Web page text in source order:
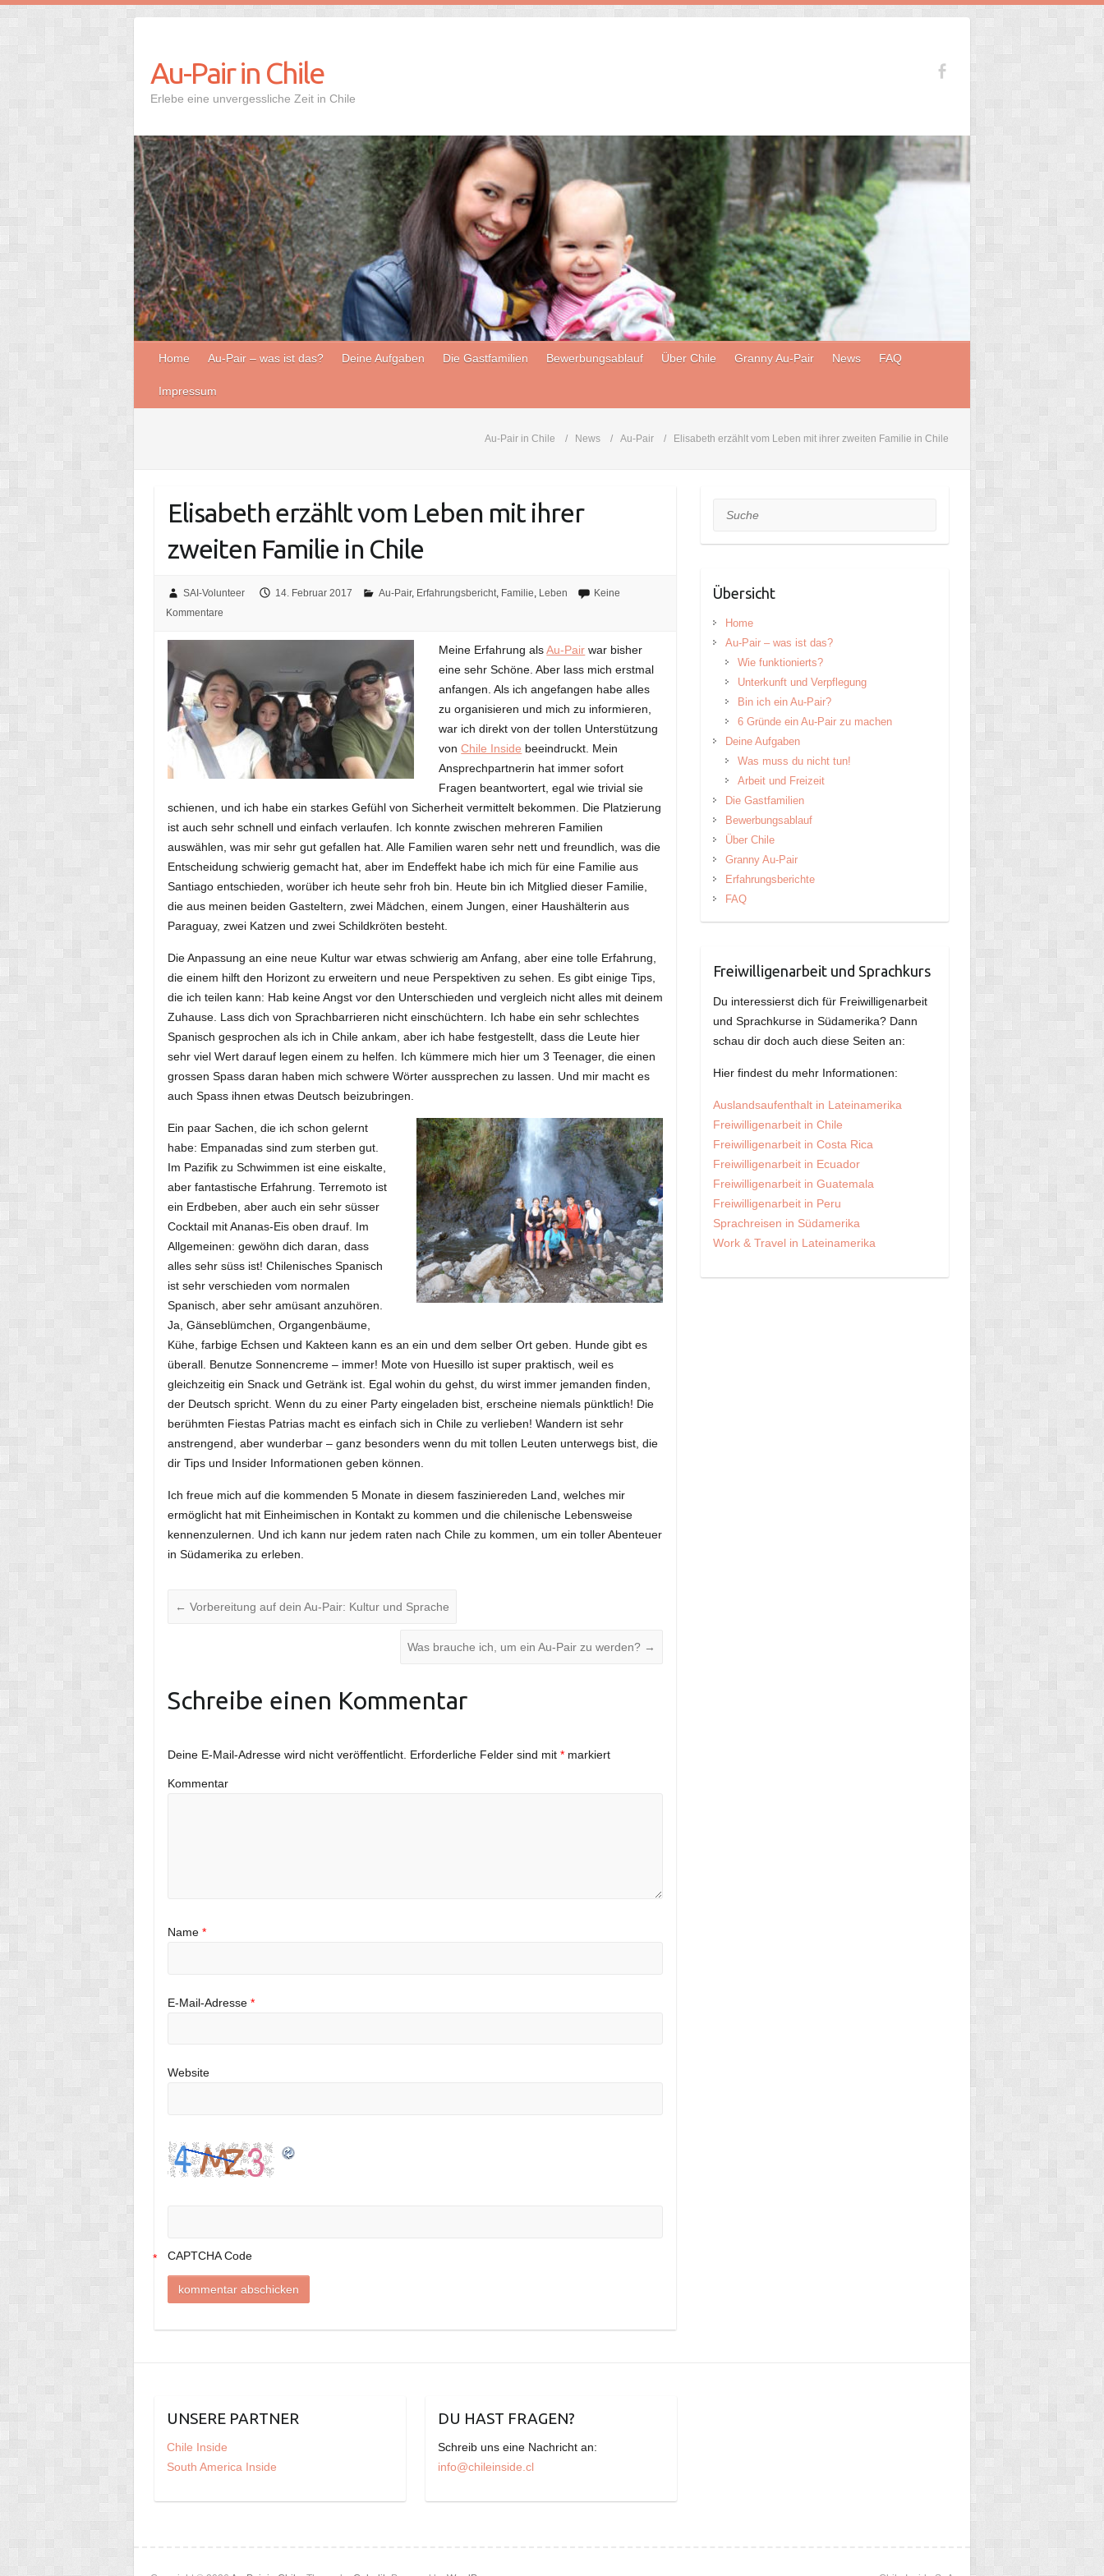
Au-Pair in Chile
Erlebe eine unvergessliche Zeit in Chile
Home Au-Pair – was ist das? Deine Aufgaben Die Gastfamilien Bewerbungsablauf Über Chile Granny Au-Pair News FAQ
Impressum
Au-Pair in Chile News Au-Pair Elisabeth erzählt vom Leben mit ihrer zweiten Familie in Chile
Elisabeth erzählt vom Leben mit ihrer
zweiten Familie in Chile
SAI-Volunteer 14. Februar 2017 Au-Pair, Erfahrungsbericht, Familie, Leben
Keine
Kommentare
Meine Erfahrung alsAu-Pair war bisher
eine sehr Schöne. Aber lass mich erstmal
anfangen. Als ich angefangen habe alles
zu organisieren und mich zu informieren,
war ich direkt von der tollen Unterstützung
vonChile Inside beeindruckt. Mein
Ansprechpartnerin hat immer sofort
Fragen beantwortert, egal wie trivial sie
schienen, und ich habe ein starkes Gefühl von Sicherheit vermittelt bekommen. Die Platzierung
ist auch sehr schnell und einfach verlaufen. Ich konnte zwischen mehreren Familien
auswählen, was mir sehr gut gefallen hat. Alle Familien waren sehr nett und freundlich, was die
Entscheidung schwierig gemacht hat, aber im Endeffekt habe ich mich für eine Familie aus
Santiago entschieden, worüber ich heute sehr froh bin. Heute bin ich Mitglied dieser Familie,
die aus meinen beiden Gasteltern, zwei Mädchen, einem Jungen, einer Haushälterin aus
Paraguay, zwei Katzen und zwei Schildkröten besteht.
Die Anpassung an eine neue Kultur war etwas schwierig am Anfang, aber eine tolle Erfahrung,
die einem hilft den Horizont zu erweitern und neue Perspektiven zu sehen. Es gibt einige Tips,
die ich teilen kann: Hab keine Angst vor den Unterschieden und vergleich nicht alles mit deinem
Zuhause. Lass dich von Sprachbarrieren nicht einschüchtern. Ich habe ein sehr schlechtes
Spanisch gesprochen als ich in Chile ankam, aber ich habe festgestellt, dass die Leute hier
sehr viel Wert darauf legen einem zu helfen. Ich kümmere mich hier um 3 Teenager, die einen
grossen Spass daran haben mich schwere Wörter aussprechen zu lassen. Und mir macht es
auch Spass ihnen etwas Deutsch beizubringen.
Ein paar Sachen, die ich schon gelernt
habe: Empanadas sind zum sterben gut.
Im Pazifik zu Schwimmen ist eine eiskalte,
aber fantastische Erfahrung. Terremoto ist
ein Erdbeben, aber auch ein sehr süsser
Cocktail mit Ananas-Eis oben drauf. Im
Allgemeinen: gewöhn dich daran, dass
alles sehr süss ist! Chilenisches Spanisch
ist sehr verschieden vom normalen
Spanisch, aber sehr amüsant anzuhören.
Ja, Gänseblümchen, Organgenbäume,
Kühe, farbige Echsen und Kakteen kann es an ein und dem selber Ort geben. Hunde gibt es
überall. Benutze Sonnencreme – immer! Mote von Huesillo ist super praktisch, weil es
gleichzeitig ein Snack und Getränk ist. Egal wohin du gehst, du wirst immer jemanden finden,
der Deutsch spricht. Wenn du zu einer Party eingeladen bist, erscheine niemals pünktlich! Die
berühmten Fiestas Patrias macht es einfach sich in Chile zu verlieben! Wandern ist sehr
anstrengend, aber wunderbar – ganz besonders wenn du mit tollen Leuten unterwegs bist, die
dir Tips und Insider Informationen geben können.
Ich freue mich auf die kommenden 5 Monate in diesem fasziniereden Land, welches mir
ermöglicht hat mit Einheimischen in Kontakt zu kommen und die chilenische Lebensweise
kennenzulernen. Und ich kann nur jedem raten nach Chile zu kommen, um ein toller Abenteuer
in Südamerika zu erleben.
← Vorbereitung auf dein Au-Pair: Kultur und Sprache
Was brauche ich, um ein Au-Pair zu werden? →
Schreibe einen Kommentar
Deine E-Mail-Adresse wird nicht veröffentlicht. Erforderliche Felder sind mit* markiert
Kommentar
Name*
E-Mail-Adresse*
Website
CAPTCHA Code
*
Suche
Übersicht
Home
Au-Pair – was ist das?
Wie funktionierts?
Unterkunft und Verpflegung
Bin ich ein Au-Pair?
6 Gründe ein Au-Pair zu machen
Deine Aufgaben
Was muss du nicht tun!
Arbeit und Freizeit
Die Gastfamilien
Bewerbungsablauf
Über Chile
Granny Au-Pair
Erfahrungsberichte
FAQ
Freiwilligenarbeit und Sprachkurs
Du interessierst dich für Freiwilligenarbeit
und Sprachkurse in Südamerika? Dann
schau dir doch auch diese Seiten an:
Hier findest du mehr Informationen:
Auslandsaufenthalt in Lateinamerika
Freiwilligenarbeit in Chile
Freiwilligenarbeit in Costa Rica
Freiwilligenarbeit in Ecuador
Freiwilligenarbeit in Guatemala
Freiwilligenarbeit in Peru
Sprachreisen in Südamerika
Work & Travel in Lateinamerika
UNSERE PARTNER
Chile Inside
South America Inside
DU HAST FRAGEN?
Schreib uns eine Nachricht an:
info@chileinside.cl